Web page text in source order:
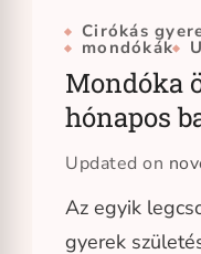
Cirókás
mondókák
Mondóka
hónapos
Updated on
Az egyik
gyerek